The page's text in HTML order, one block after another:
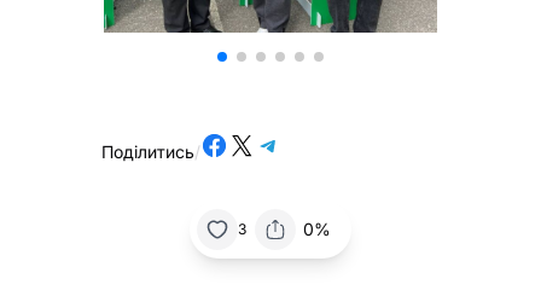
Поділитись/Share on Facebook
Share on X Share on Telegram
3 0%